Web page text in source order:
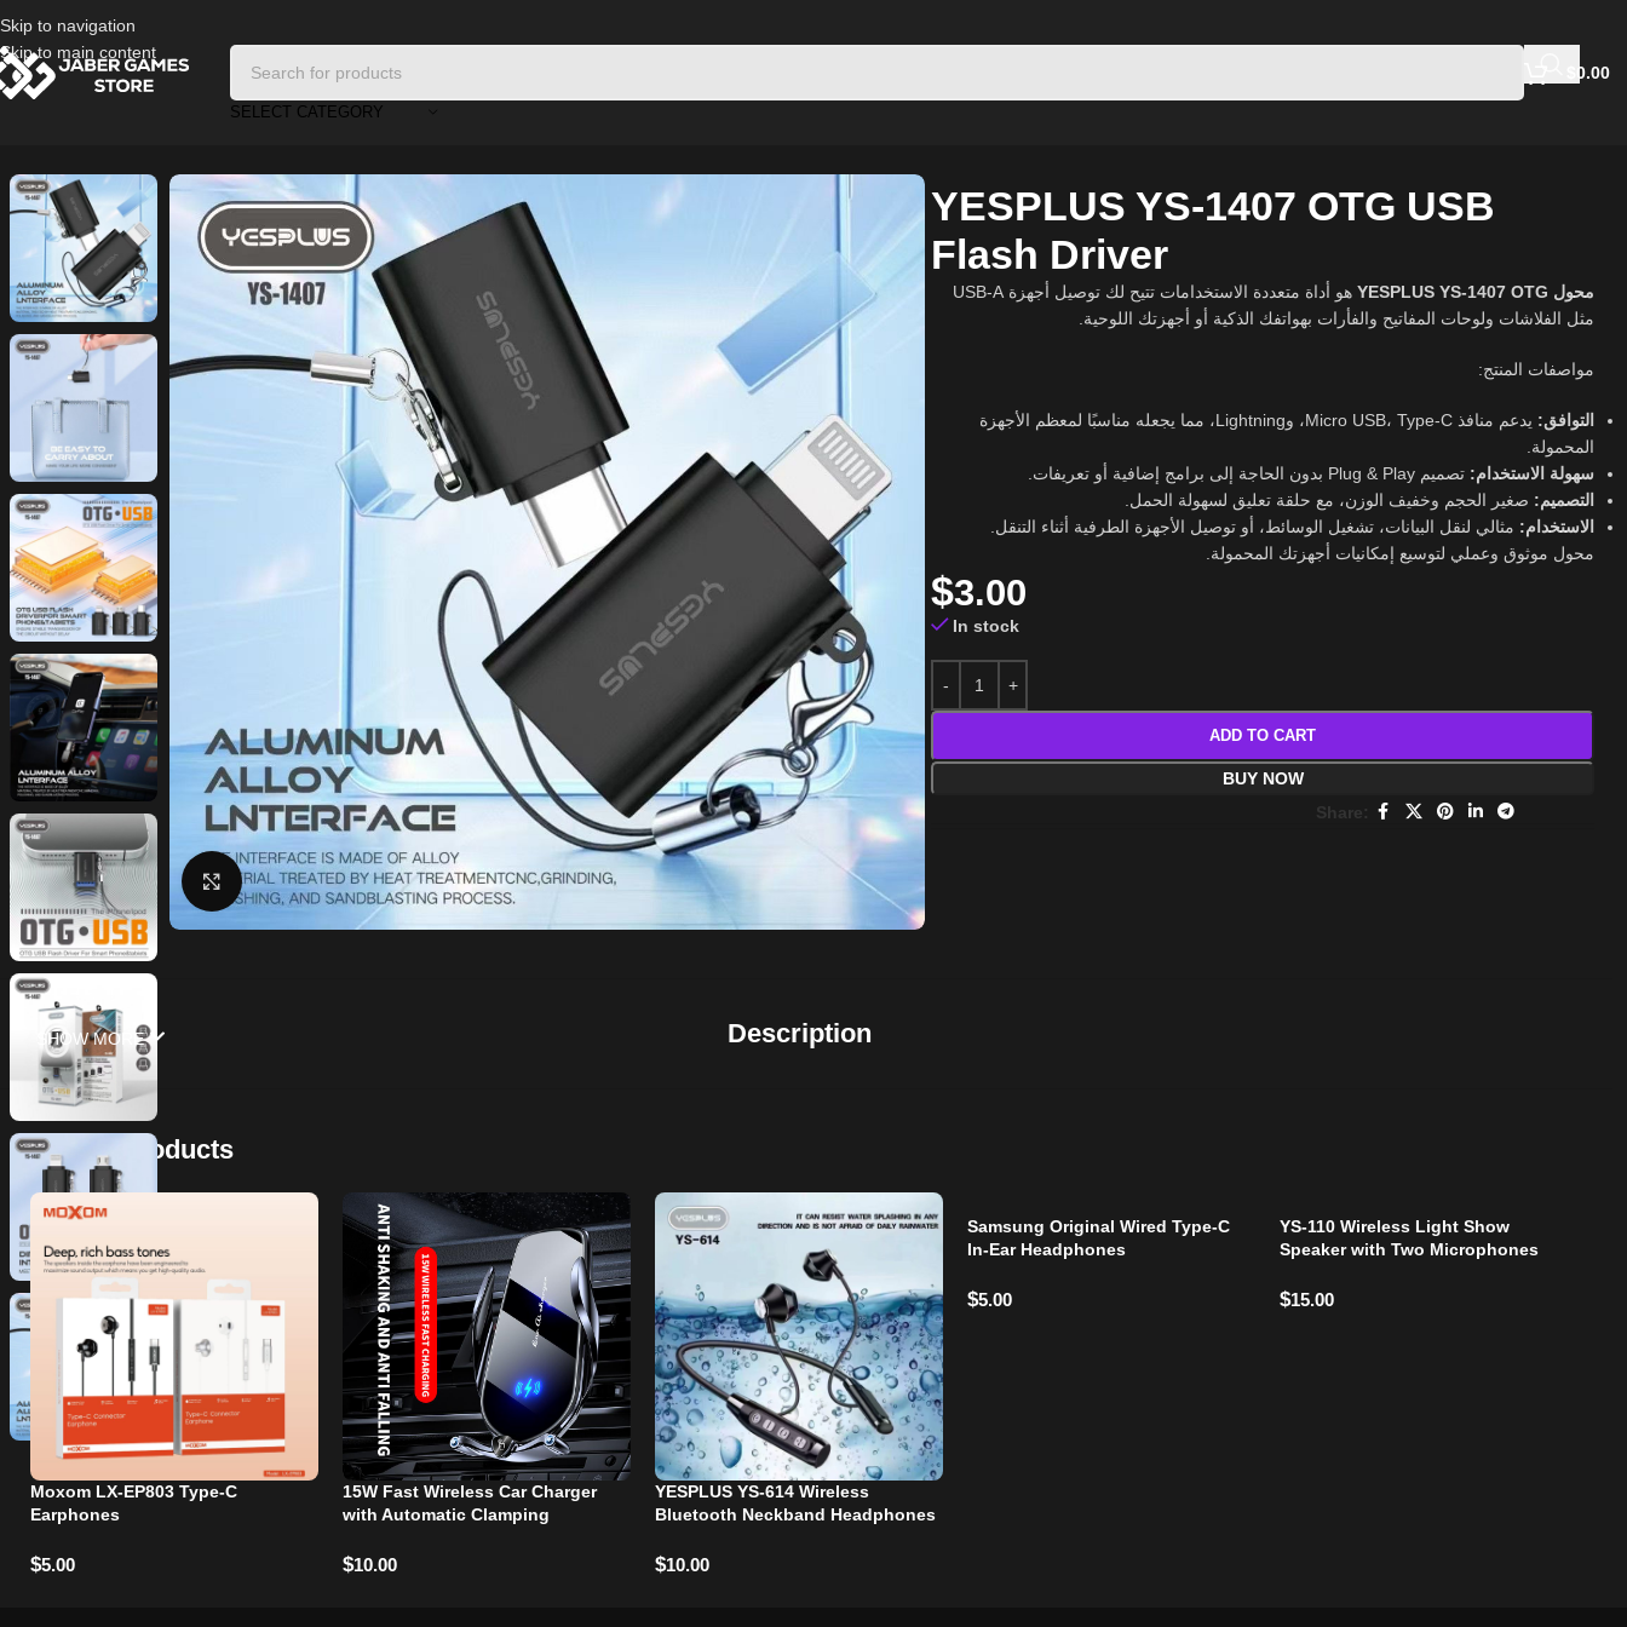
Skip to navigation
Skip to main content
SELECT CATEGORY
0.00
YESPLUS YS-1407 OTG USB Flash Driver
Click to enlarge
YESPLUS YS-1407 OTG USB
Flash Driver
محول YESPLUS YS-1407 OTG
هو أداة متعددة الاستخدامات تتيح لك توصيل أجهزة USB-A
مثل الفلاشات ولوحات المفاتيح والفأرات بهواتفك الذكية أو أجهزتك اللوحية.
مواصفات المنتج:
التوافق:
يدعم منافذ Micro USB، Type-C، وLightning، مما يجعله مناسبًا لمعظم الأجهزة
المحمولة.
سهولة الاستخدام: تصميم Plug & Play بدون الحاجة إلى برامج إضافية أو تعريفات.
التصميم: صغير الحجم وخفيف الوزن، مع حلقة تعليق لسهولة الحمل.
الاستخدام: مثالي لنقل البيانات، تشغيل الوسائط، أو توصيل الأجهزة الطرفية أثناء التنقل.
محول موثوق وعملي لتوسيع إمكانيات أجهزتك المحمولة.
$3.00
In stock
ADD TO CART
BUY NOW
Share:
Description
SHOW MORE
Related Products
Moxom LX-EP803 Type-C
Earphones
$5.00
15W Fast Wireless Car Charger
with Automatic Clamping
$10.00
YESPLUS YS-614 Wireless
Bluetooth Neckband Headphones
$10.00
Samsung Original Wired Type-C
In-Ear Headphones
$5.00
YS-110 Wireless Light Show
Speaker with Two Microphones
$15.00